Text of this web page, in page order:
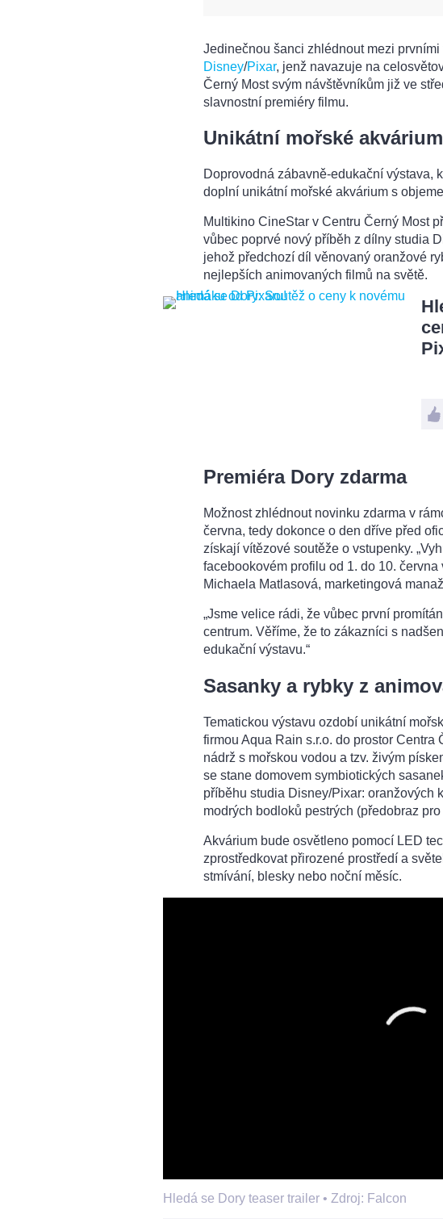
Jedinečnou šanci zhlédnout mezi prvními
Disney/Pixar, jenž navazuje na
Černý Most svým návštěvníkům již ve
slavnostní premiéry filmu.
Unikátní mořské akvárium
Doprovodná zábavně-edukační výstava,
doplní unikátní mořské akvárium s
Multikino CineStar v Centru Černý Most
vůbec poprvé nový příběh z dílny studia
jehož předchozí díl věnovaný oranžové
nejlepších animovaných filmů na světě.
Premiéra Dory zdarma
Možnost zhlédnout novinku zdarma v
června, tedy dokonce o den dříve před
získají vítězové soutěže o vstupenky.
facebookovém profilu od 1. do 10.
Michaela Matlasová, marketingová
„Jsme velice rádi, že vůbec první
centrum. Věříme, že to zákazníci s
edukační výstavu.“
Sasanky a rybky z
Tematickou výstavu ozdobí unikátní
firmou Aqua Rain s.r.o. do prostor
nádrž s mořskou vodou a tzv. živým
se stane domovem symbiotických
příběhu studia Disney/Pixar: oranžových
modrých bodloků pestrých (předobraz pro
Akvárium bude osvětleno pomocí LED
zprostředkovat přirozené prostředí a
stmívání, blesky nebo noční měsíc.
Hledá se Dory teaser trailer • Zdroj: Falcon